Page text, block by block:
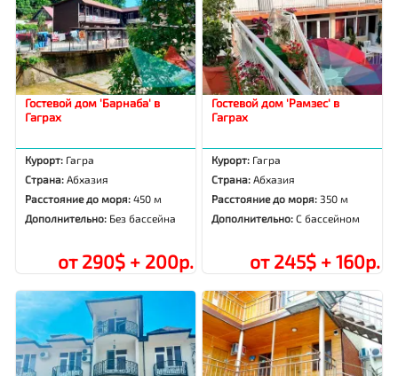
Гостевой дом 'Барнаба' в
Гаграх
Курорт: Гагра
Страна: Абхазия
Расстояние до моря:450 м
Дополнительно: Без бассейна
от 290$ + 200р.
Гостевой дом 'Рамзес' в
Гаграх
Курорт: Гагра
Страна: Абхазия
Расстояние до моря: 350 м
Дополнительно:С бассейном
от 245$ + 160р.